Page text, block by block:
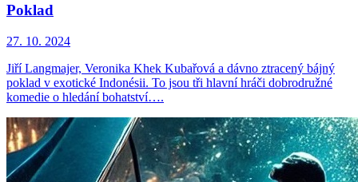
Poklad
27. 10. 2024
Jiří Langmajer, Veronika Khek Kubařová a dávno ztracený bájný
poklad v exotické Indonésii. To jsou tři hlavní hráči dobrodružné
komedie o hledání bohatství….